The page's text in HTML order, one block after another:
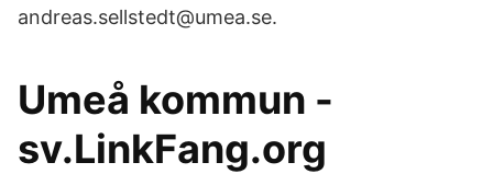
andreas.sellstedt@umea.se.
Umeå kommun -
sv.LinkFang.org